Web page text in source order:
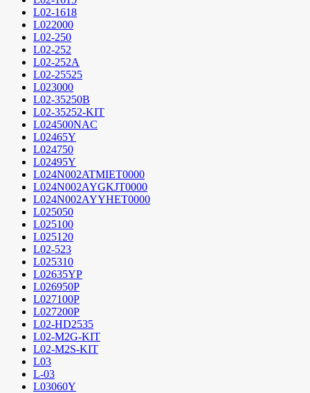
L02-1618
L022000
L02-250
L02-252
L02-252A
L02-25525
L023000
L02-35250B
L02-35252-KIT
L024500NAC
L02465Y
L024750
L02495Y
L024N002ATMIET0000
L024N002AYGKJT0000
L024N002AYYHET0000
L025050
L025100
L025120
L02-523
L025310
L02635YP
L026950P
L027100P
L027200P
L02-HD2535
L02-M2G-KIT
L02-M2S-KIT
L03
L-03
L03060Y